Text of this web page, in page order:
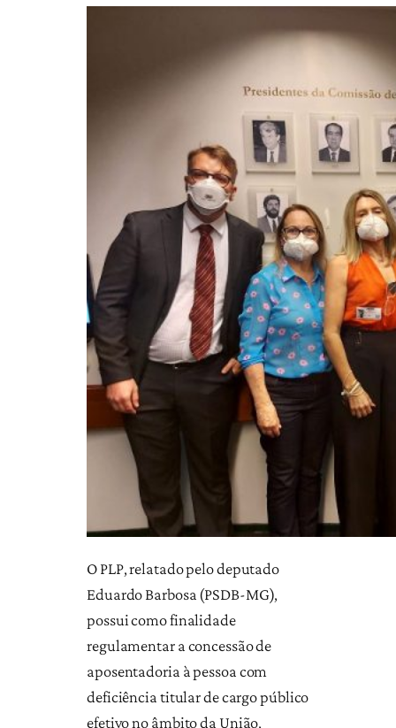
O PLP, relatado pelo deputado
Eduardo Barbosa (PSDB-MG),
possui como finalidade
regulamentar a concessão de
aposentadoria à pessoa com
deficiência titular de cargo público
efetivo no âmbito da União,